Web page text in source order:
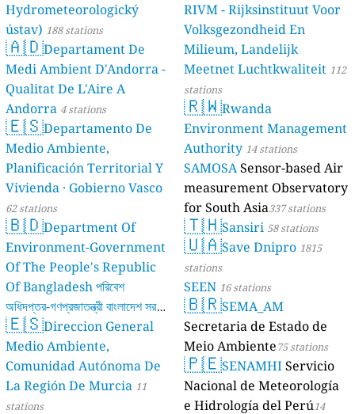
Hydrometeorologický
ústav) 188 stations
🇦🇩Departament De
Medi Ambient D'Andorra -
Qualitat De L'Aire A
Andorra 4 stations
🇪🇸Departamento De
Medio Ambiente,
Planificación Territorial Y
Vivienda · Gobierno Vasco
62 stations
🇧🇩Department Of
Environment-Government
Of The People's Republic
Of Bangladesh পরিবেশ
অধিদপ্তর-গণপ্রজাতন্ত্রী বাংলাদেশ সরকার
17 stations
🇪🇸Direccion General
Medio Ambiente,
Comunidad Autónoma De
La Región De Murcia 11
stations
RIVM - Rijksinstituut Voor
Volksgezondheid En
Milieum, Landelijk
Meetnet Luchtkwaliteit 112
stations
🇷🇼Rwanda
Environment Management
Authority 14 stations
SAMOSASensor-based Air
measurement Observatory
for South Asia337 stations
🇹🇭Sansiri 58 stations
🇺🇦Save Dnipro 1815
stations
SEEN 16 stations
🇧🇷SEMA_AM
Secretaria de Estado de
Meio Ambiente75 stations
🇵🇪SENAMHIServicio
Nacional de Meteorología
e Hidrología del Perú14